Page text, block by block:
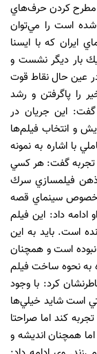
كردن حرف‌هاي
است‌ را مي‌توان
ايران كه با ايسنا
يك بار ديگر نشست و
عين حال نقاط قوت
را پاگرفتن و رشد
اين جريان در
و انتخاب فيلم‌ها
با اشاره به نمونه
تجربه گفت: هر كسي
ذهن فيلمسازي سرك
خصوص سينماي قصه
ادامه داد: اين فيلم
است. بايد به اين
است و همچنان
به نحوه ساخت فيلم
كرد: با وجود
است شايد خيلي‌ها
كند اما صراحتا
همچنان انديشه و